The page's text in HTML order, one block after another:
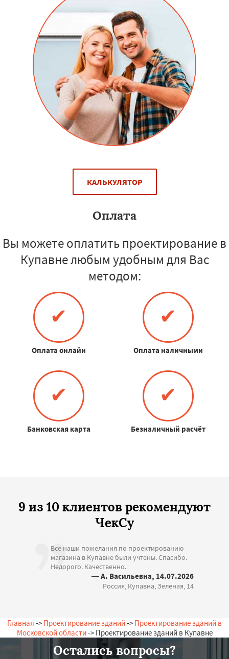
КАЛЬКУЛЯТОР
Оплата
Вы можете оплатить проектирование в
Купавне любым удобным для Вас
методом:
✔
Оплата онлайн
✔
Оплата наличными
✔
Банковская карта
✔
Безналичный расчёт
9 из 10 клиентов рекомендуют
ЧекСу
Все наши пожелания по проектированию
магазина в Купавне были учтены. Спасибо.
Недорого. Качественно.
— А. Васильевна, 14.07.2026
Россия, Купавна, Зеленая, 14
Главная -> Проектирование зданий-> Проектирование зданий в
Московской области-> Проектирование зданий в Купавне
Остались вопросы?